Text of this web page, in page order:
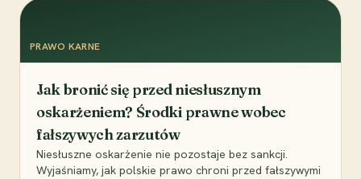
PRAWO KARNE
Jak bronić się przed niesłusznym
oskarżeniem? Środki prawne wobec
fałszywych zarzutów
Niesłuszne oskarżenie nie pozostaje bez sankcji.
Wyjaśniamy, jak polskie prawo chroni przed fałszywymi